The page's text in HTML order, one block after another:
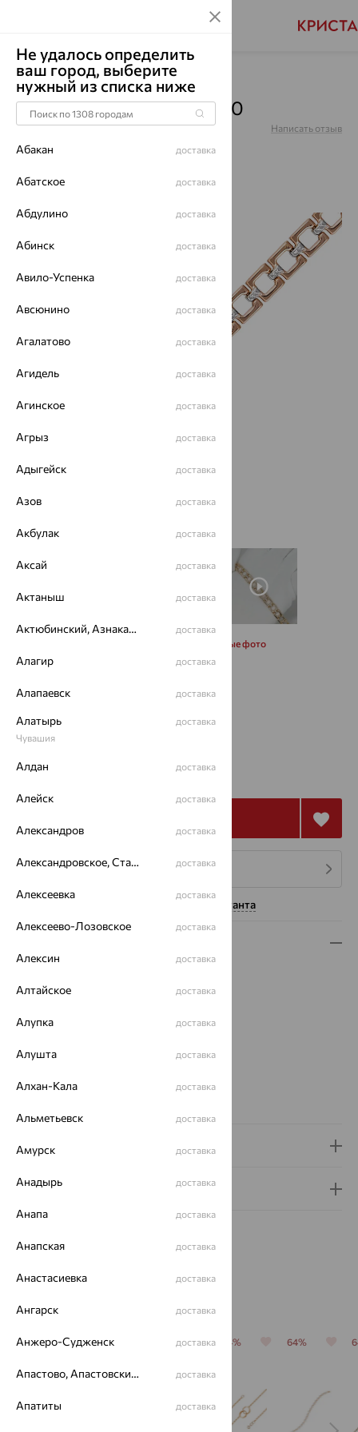
Главная Каталог Браслеты декоративные
Браслет, золото, БР51-90
Артикул:БР51-90
Написать отзыв
Запросить дополнительные фото
Размеры:
92 457 256 826
4 платежа по 23 114₽
Нужна помощь консультанта
Вес:7.34
Цвет металла:
Страна происхождения:
Виды дизайна браслетов:
Глидерные
Доставка и оплата
Гарантия и возврат
64% 64% 64% 64%
Не удалось определить
ваш город, выберите
нужный из списка ниже
Абакан доставка
Абатское доставка
Абдулино доставка
Абинск доставка
Авило-Успенка доставка
Авсюнино доставка
Агалатово доставка
Агидель доставка
Агинское доставка
Агрыз доставка
Адыгейск доставка
Азов доставка
Акбулак доставка
Аксай доставка
Актаныш доставка
Актюбинский, Азнакаевский район доставка
Алагир доставка
Алапаевск доставка
Алатырь
Чувашия
доставка
Алдан доставка
Алейск доставка
Александров доставка
Александровское, Ставропольский край доставка
Алексеевка доставка
Алексеево-Лозовское доставка
Алексин доставка
Алтайское доставка
Алупка доставка
Алушта доставка
Алхан-Кала доставка
Альметьевск доставка
Амурск доставка
Анадырь доставка
Анапа доставка
Анапская доставка
Анастасиевка доставка
Ангарск доставка
Анжеро-Судженск доставка
Апастово, Апастовский район доставка
Апатиты доставка